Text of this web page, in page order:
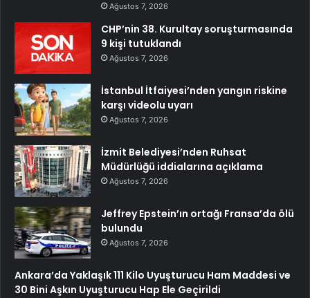
Ağustos 7, 2026
CHP’nin 38. Kurultay soruşturmasında
9 kişi tutuklandı
Ağustos 7, 2026
İstanbul İtfaiyesi’nden yangın riskine
karşı videolu uyarı
Ağustos 7, 2026
İzmit Belediyesi’nden Ruhsat
Müdürlüğü iddialarına açıklama
Ağustos 7, 2026
Jeffrey Epstein’ın ortağı Fransa’da ölü
bulundu
Ağustos 7, 2026
Ankara’da Yaklaşık 111 Kilo Uyuşturucu Ham Maddesi ve
30 Bini Aşkın Uyuşturucu Hap Ele Geçirildi